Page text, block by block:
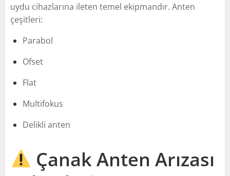
uydu cihazlarına ileten temel ekipmandır. Anten
çeşitleri:
Parabol
Ofset
Flat
Multifokus
Delikli anten
Çanak Anten Arızası